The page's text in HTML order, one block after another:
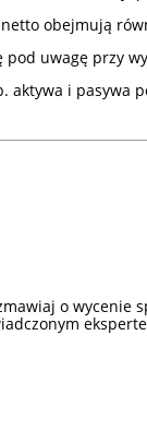
obejmują
pod uwagę przy
aktywa i pasywa
o wycenie